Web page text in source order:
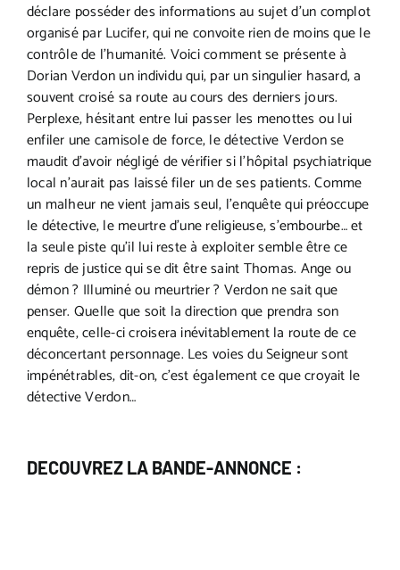
déclare posséder des informations au sujet d’un complot
organisé par Lucifer, qui ne convoite rien de moins que le
contrôle de l’humanité. Voici comment se présente à
Dorian Verdon un individu qui, par un singulier hasard, a
souvent croisé sa route au cours des derniers jours.
Perplexe, hésitant entre lui passer les menottes ou lui
enfiler une camisole de force, le détective Verdon se
maudit d’avoir négligé de vérifier si l’hôpital psychiatrique
local n’aurait pas laissé filer un de ses patients. Comme
un malheur ne vient jamais seul, l’enquête qui préoccupe
le détective, le meurtre d’une religieuse, s’embourbe… et
la seule piste qu’il lui reste à exploiter semble être ce
repris de justice qui se dit être saint Thomas. Ange ou
démon ? Illuminé ou meurtrier ? Verdon ne sait que
penser. Quelle que soit la direction que prendra son
enquête, celle-ci croisera inévitablement la route de ce
déconcertant personnage. Les voies du Seigneur sont
impénétrables, dit-on, c’est également ce que croyait le
détective Verdon…
DECOUVREZ LA BANDE-ANNONCE :